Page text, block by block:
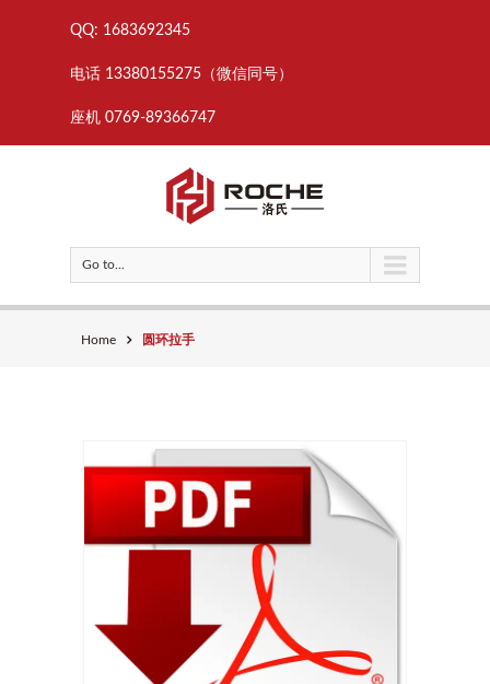
QQ: 1683692345
电话 13380155275（微信同号）
座机 0769-89366747
Go to...
Home 圆环拉手